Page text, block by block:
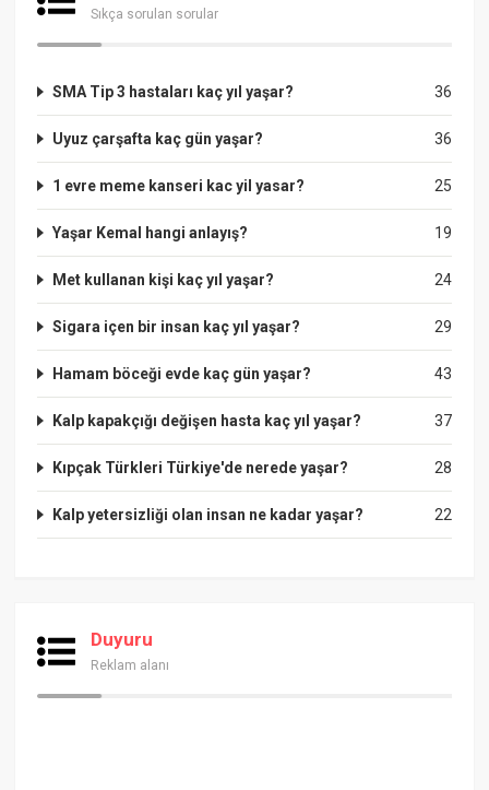
Sıkça sorulan sorular
36
SMA Tip 3 hastaları kaç yıl yaşar?
36
Uyuz çarşafta kaç gün yaşar?
25
1 evre meme kanseri kac yil yasar?
19
Yaşar Kemal hangi anlayış?
24
Met kullanan kişi kaç yıl yaşar?
29
Sigara içen bir insan kaç yıl yaşar?
43
Hamam böceği evde kaç gün yaşar?
37
Kalp kapakçığı değişen hasta kaç yıl yaşar?
28
Kıpçak Türkleri Türkiye'de nerede yaşar?
22
Kalp yetersizliği olan insan ne kadar yaşar?
Duyuru
Reklam alanı